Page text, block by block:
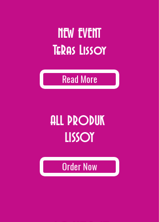
NEW EVENT
TeRas Lissoy
Read More
ALL PRODUK
LISSOY
Order Now